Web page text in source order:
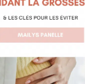
Garder
sur son ventre
un repère stable
que votre
pas à l’aise, cela